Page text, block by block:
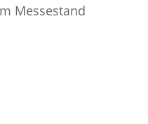
Messestand